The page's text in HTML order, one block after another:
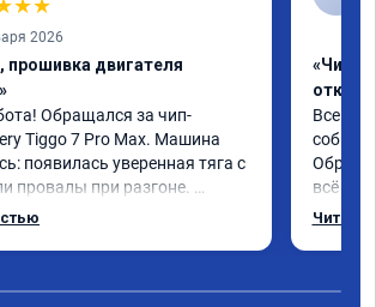
2026
прошивка двигателя
Обращался за чип-
Tiggo 7 Pro Max. Машина
появилась уверенная тяга с
провалы при разгоне.
режиме даже немного
«Чип
Всем
всё в
Читать